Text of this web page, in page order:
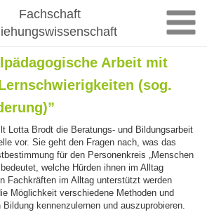
Fachschaft
Arbeit mit
(sog.
Lotta Brodt die Beratungs- und Bildungsarbeit
vor. Sie geht den Fragen nach, was das
für den Personenkreis „Menschen
welche Hürden ihnen im Alltag
Fachkräften im Alltag unterstützt werden
Möglichkeit verschiedene Methoden und
kennenzulernen und auszuprobieren.